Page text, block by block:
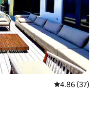
คะแนนเฉลี่ย
4.86 (37)